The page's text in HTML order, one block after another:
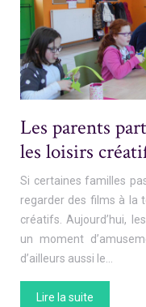
Les parents
les loisirs
Si certaines familles
regarder des films à la
créatifs. Aujourd’hui,
un moment
d’ailleurs aussi le…
Lire la suite